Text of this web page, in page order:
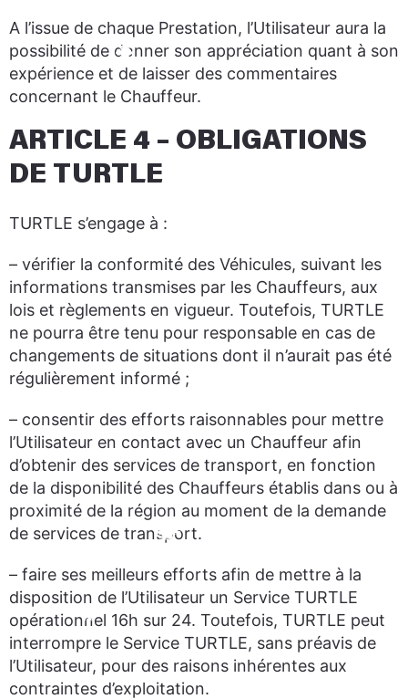
A l’issue de chaque Prestation, l’Utilisateur aura la
possibilité de donner son appréciation quant à son
expérience et de laisser des commentaires
concernant le Chauffeur.
ARTICLE 4 – OBLIGATIONS
DE TURTLE
TURTLE s’engage à :
– vérifier la conformité des Véhicules, suivant les
informations transmises par les Chauffeurs, aux
lois et règlements en vigueur. Toutefois, TURTLE
ne pourra être tenu pour responsable en cas de
changements de situations dont il n’aurait pas été
régulièrement informé ;
– consentir des efforts raisonnables pour mettre
l’Utilisateur en contact avec un Chauffeur afin
d’obtenir des services de transport, en fonction
de la disponibilité des Chauffeurs établis dans ou à
proximité de la région au moment de la demande
de services de transport.
– faire ses meilleurs efforts afin de mettre à la
disposition de l’Utilisateur un Service TURTLE
opérationnel 16h sur 24. Toutefois, TURTLE peut
interrompre le Service TURTLE, sans préavis de
l’Utilisateur, pour des raisons inhérentes aux
contraintes d’exploitation.